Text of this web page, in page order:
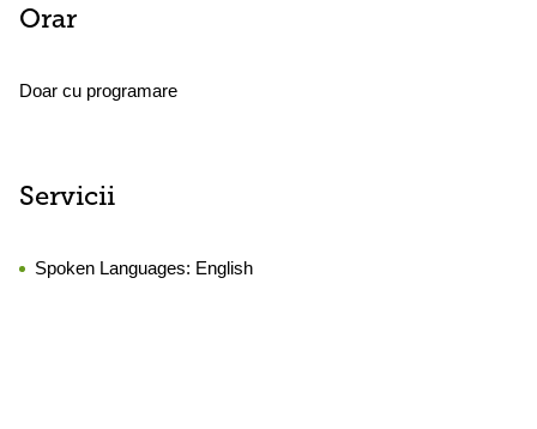
Orar
Doar cu programare
Servicii
Spoken Languages: English